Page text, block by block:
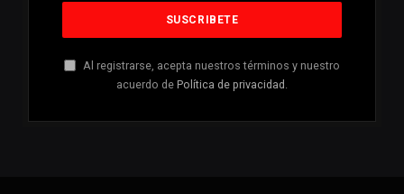
Al registrarse, acepta nuestros términos y nuestro
acuerdo de Política de privacidad .